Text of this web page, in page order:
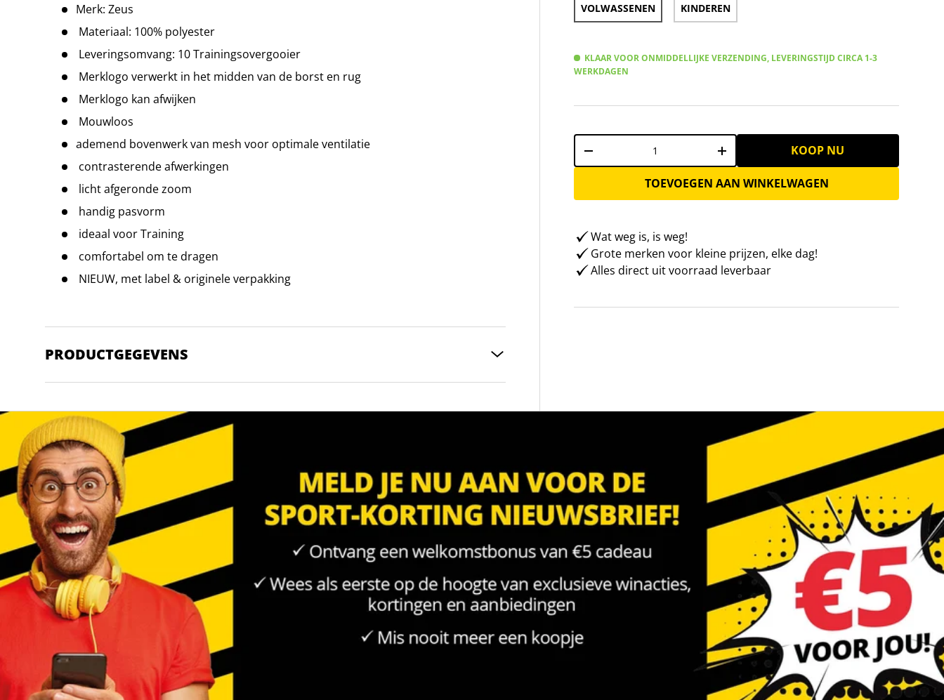
Merk: Zeus
Materiaal: 100% polyester
Leveringsomvang: 10 Trainingsovergooier
Merklogo verwerkt in het midden van de borst en rug
Merklogo kan afwijken
Mouwloos
ademend bovenwerk van mesh voor optimale ventilatie
contrasterende afwerkingen
licht afgeronde zoom
handig pasvorm
ideaal voor Training
comfortabel om te dragen
NIEUW, met label & originele verpakking
PRODUCTGEGEVENS
VOLWASSENEN KINDEREN
KLAAR VOOR ONMIDDELLIJKE VERZENDING, LEVERINGSTIJD CIRCA 1-3
WERKDAGEN
Aantal
- + KOOP NU
TOEVOEGEN AAN WINKELWAGEN
Wat weg is, is weg!
Grote merken voor kleine prijzen, elke dag!
Alles direct uit voorraad leverbaar